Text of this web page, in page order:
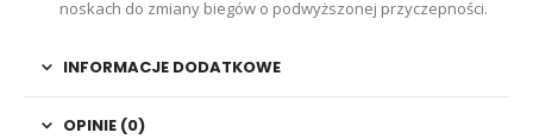
noskach do zmiany biegów o podwyższonej przyczepności.
INFORMACJE DODATKOWE
OPINIE (0)